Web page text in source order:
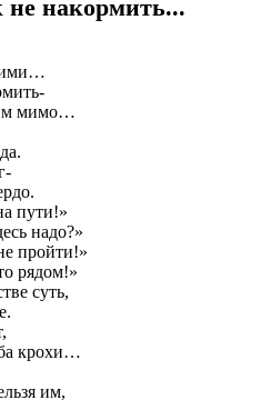
не накормить...
мимо…
пути!»
надо?»
пройти!»
рядом!»
суть,
крохи…
им,